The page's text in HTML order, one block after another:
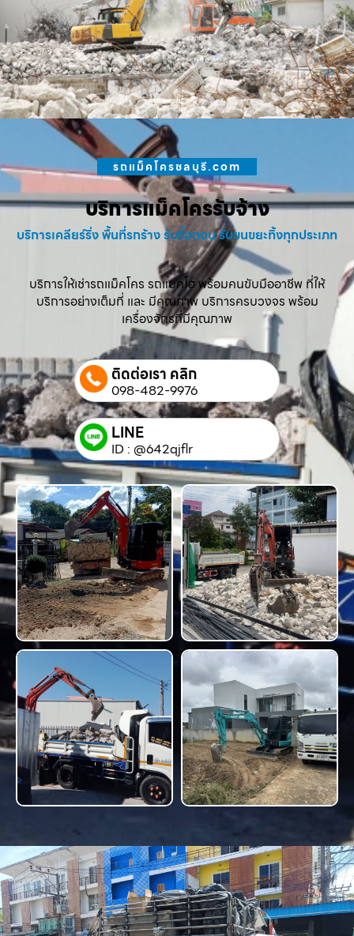
รถแม็คโครชลบุรี.com
บริการแม็คโครรับจ้าง
บริการเคลียร์ริ่ง พื้นที่รกร้าง รับรื้อถอน รับขนขยะทิ้งทุกประเภท
บริการให้เช่ารถแม็คโคร รถแบคโฮ พร้อมคนขับมืออาชีพ ที่ให้
บริการอย่างเต็มที่ และ มีคุณภาพ บริการครบวงจร พร้อม
เครื่องจักรที่มีคุณภาพ
ติดต่อเรา คลิก
098-482-9976
LINE
ID : @642qjflr